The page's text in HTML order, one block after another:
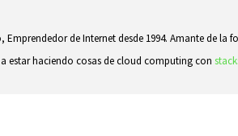
de Internet desde 1994. Amante de la
estar haciendo cosas de cloud computing con